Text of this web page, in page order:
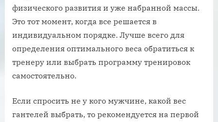
физического развития и уже набранной массы.
Это тот момент, когда все решается в
индивидуальном порядке. Лучше всего для
определения оптимального веса обратиться к
тренеру или выбрать программу тренировок
самостоятельно.
Если спросить не у кого мужчине, какой вес
гантелей выбрать, то рекомендуется на первой